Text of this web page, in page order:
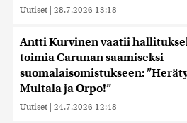
Uutiset | 28.7.2026 13:18
Antti Kurvinen vaatii
toimia Carunan saamiseksi
suomalaisomistukseen:
Multala ja Orpo!”
Uutiset | 24.7.2026 12:48